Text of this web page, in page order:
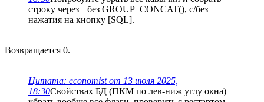
строку через || без GROUP_CONCAT(), с/без
нажатия на кнопку [SQL].
Возвращается 0.
Цитата: economist от 13 июля 2025,
18:30Свойствах БД (ПКМ по лев-ниж углу окна)